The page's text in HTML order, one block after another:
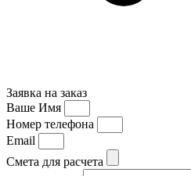
Заявка на заказ
Ваше Имя
Номер телефона
Email
Смета для расчета